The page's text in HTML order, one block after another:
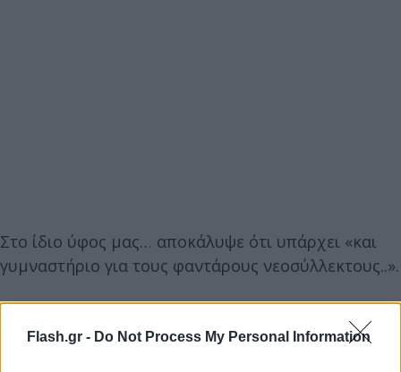
Flash.gr - Do Not Process My Personal Information
Στο ίδιο ύφος μας… αποκάλυψε ότι υπάρχει «και
γυμναστήριο για τους φαντάρους νεοσύλλεκτους..».
ειρωνικό σχόλιό του ο γνωστός δημοσιογράφος…